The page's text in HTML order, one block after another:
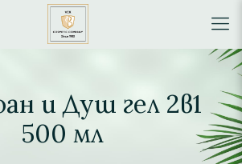
и Душ гел 2в1
500 мл